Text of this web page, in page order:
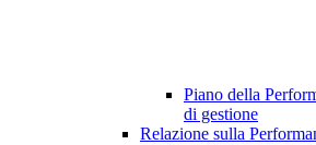
Piano della
di gestione
Relazione sulla